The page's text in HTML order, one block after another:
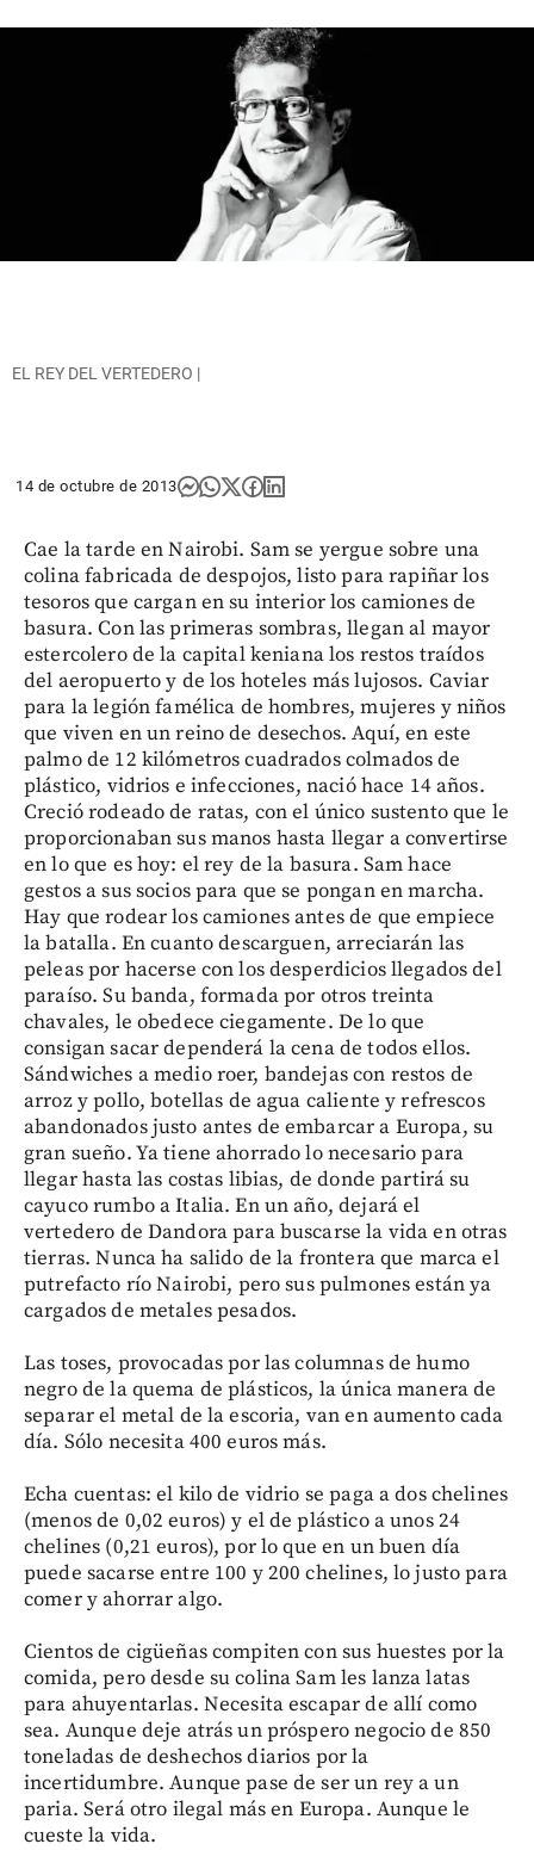
EL REY DEL VERTEDERO |
14 de octubre de 2013
Cae la tarde en Nairobi. Sam se yergue sobre una
colina fabricada de despojos, listo para rapiñar los
tesoros que cargan en su interior los camiones de
basura. Con las primeras sombras, llegan al mayor
estercolero de la capital keniana los restos traídos
del aeropuerto y de los hoteles más lujosos. Caviar
para la legión famélica de hombres, mujeres y niños
que viven en un reino de desechos. Aquí, en este
palmo de 12 kilómetros cuadrados colmados de
plástico, vidrios e infecciones, nació hace 14 años.
Creció rodeado de ratas, con el único sustento que le
proporcionaban sus manos hasta llegar a convertirse
en lo que es hoy: el rey de la basura. Sam hace
gestos a sus socios para que se pongan en marcha.
Hay que rodear los camiones antes de que empiece
la batalla. En cuanto descarguen, arreciarán las
peleas por hacerse con los desperdicios llegados del
paraíso. Su banda, formada por otros treinta
chavales, le obedece ciegamente. De lo que
consigan sacar dependerá la cena de todos ellos.
Sándwiches a medio roer, bandejas con restos de
arroz y pollo, botellas de agua caliente y refrescos
abandonados justo antes de embarcar a Europa, su
gran sueño. Ya tiene ahorrado lo necesario para
llegar hasta las costas libias, de donde partirá su
cayuco rumbo a Italia. En un año, dejará el
vertedero de Dandora para buscarse la vida en otras
tierras. Nunca ha salido de la frontera que marca el
putrefacto río Nairobi, pero sus pulmones están ya
cargados de metales pesados.
Las toses, provocadas por las columnas de humo
negro de la quema de plásticos, la única manera de
separar el metal de la escoria, van en aumento cada
día. Sólo necesita 400 euros más.
Echa cuentas: el kilo de vidrio se paga a dos chelines
(menos de 0,02 euros) y el de plástico a unos 24
chelines (0,21 euros), por lo que en un buen día
puede sacarse entre 100 y 200 chelines, lo justo para
comer y ahorrar algo.
Cientos de cigüeñas compiten con sus huestes por la
comida, pero desde su colina Sam les lanza latas
para ahuyentarlas. Necesita escapar de allí como
sea. Aunque deje atrás un próspero negocio de 850
toneladas de deshechos diarios por la
incertidumbre. Aunque pase de ser un rey a un
paria. Será otro ilegal más en Europa. Aunque le
cueste la vida.